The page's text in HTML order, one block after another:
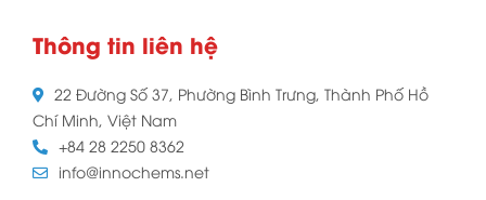
Thông tin liên hệ
22 Đường Số 37, Phường Bình Trưng, Thành Phố Hồ
Chí Minh, Việt Nam
+84 28 2250 8362
info@innochems.net